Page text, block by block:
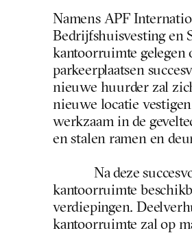
Namens APF
Bedrijfshuisvesting en
kantoorruimte gelegen
parkeerplaatsen
nieuwe huurder zal
nieuwe locatie
werkzaam in de
en stalen ramen en
Na deze
kantoorruimte
verdiepingen.
kantoorruimte zal op